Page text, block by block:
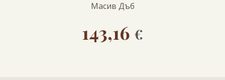
Масив Дъб
143,16 €